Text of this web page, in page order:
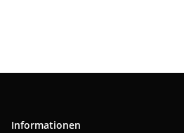
Informationen